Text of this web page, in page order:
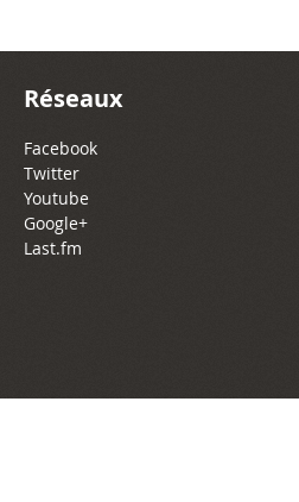
Réseaux
Facebook
Twitter
Youtube
Google+
Last.fm